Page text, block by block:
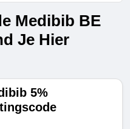
Medibib BE
Je Hier
5%